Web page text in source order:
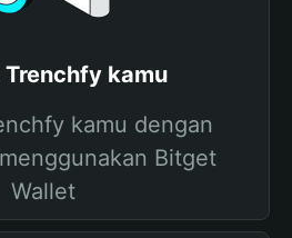
Trenchfy kamu
kamu dengan
Bitget
Wallet